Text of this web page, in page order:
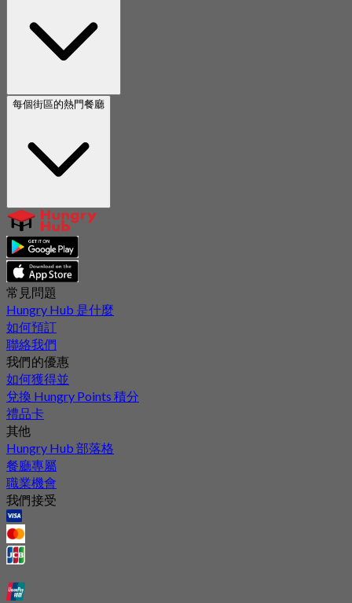
每個街區的熱門餐廳
常見問題
Hungry Hub 是什麼
如何預訂
聯絡我們
我們的優惠
如何獲得並
兌換 Hungry Points 積分
禮品卡
其他
Hungry Hub 部落格
餐廳專屬
職業機會
我們接受